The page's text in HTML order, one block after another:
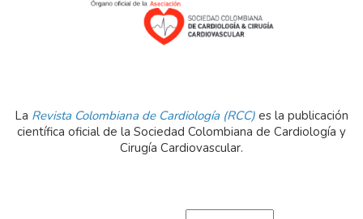
La Revista Colombiana de Cardiología (RCC) es la publicación
científica oficial de la Sociedad Colombiana de Cardiología y
Cirugía Cardiovascular.